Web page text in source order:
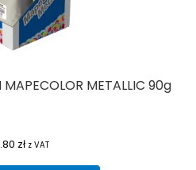
METALLIC 90g
zł z VAT